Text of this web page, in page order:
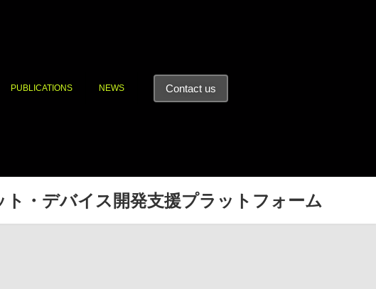
PUBLICATIONS NEWS Contact us
・デバイス開発支援プラットフォーム